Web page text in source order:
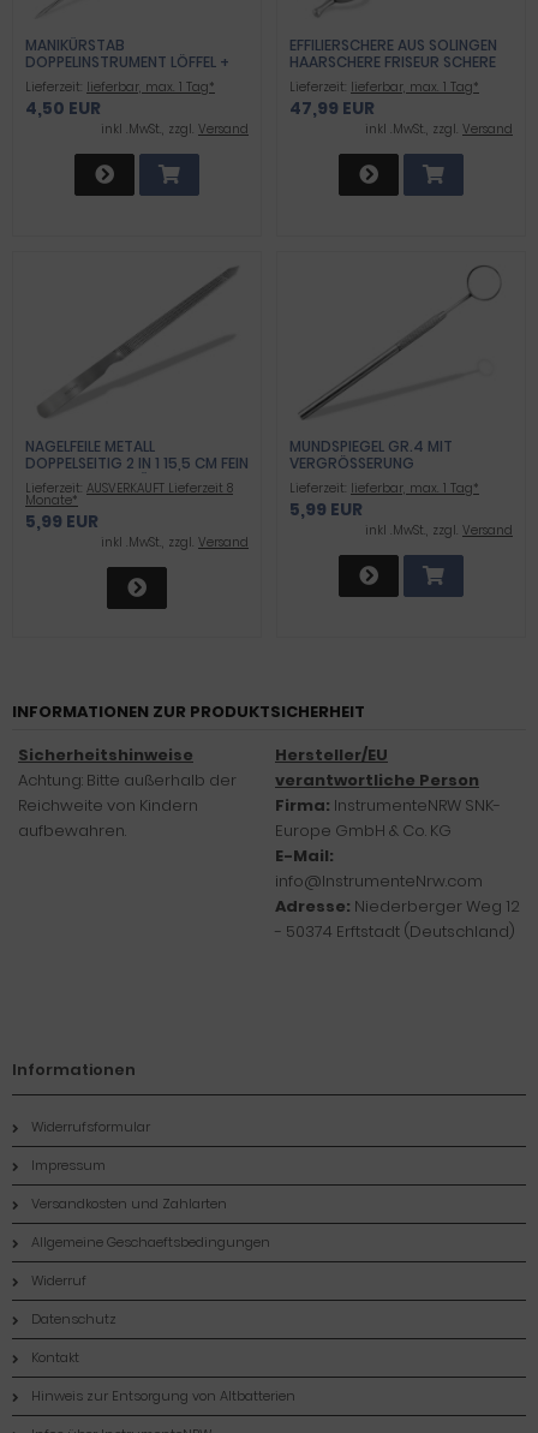
MANIKÜRSTAB
DOPPELINSTRUMENT LÖFFEL +
FLACHER SPATEL
Lieferzeit: lieferbar, max. 1 Tag*
4,50 EUR
inkl .MwSt., zzgl. Versand
EFFILIERSCHERE AUS SOLINGEN
HAARSCHERE FRISEUR SCHERE
MADE IN GERMANY MIT
ZWEISEITIGER ZAHNUNG
Lieferzeit: lieferbar, max. 1 Tag*
47,99 EUR
inkl .MwSt., zzgl. Versand
NAGELFEILE METALL
DOPPELSEITIG 2 IN 1 15,5 CM FEIN
GROB 2 SEITIG FÜR FINGER UND
FUSSNÄGEL MANIKÜRE UND P
EDIKÜRE FÜR DAMEN UND H
ERREN
Lieferzeit: AUSVERKAUFT Lieferzeit 8
Monate*
5,99 EUR
inkl .MwSt., zzgl. Versand
MUNDSPIEGEL GR.4 MIT
VERGRÖSSERUNG
Lieferzeit: lieferbar, max. 1 Tag*
5,99 EUR
inkl .MwSt., zzgl. Versand
INFORMATIONEN ZUR PRODUKTSICHERHEIT
Sicherheitshinweise
Achtung: Bitte außerhalb der
Reichweite von Kindern
aufbewahren.
Hersteller/EU
verantwortliche Person
Firma: InstrumenteNRW SNK-
Europe GmbH & Co. KG
E-Mail:
info@InstrumenteNrw.com
Adresse: Niederberger Weg 12
- 50374 Erftstadt (Deutschland)
Informationen
Widerrufsformular
Impressum
Versandkosten und Zahlarten
Allgemeine Geschaeftsbedingungen
Widerruf
Datenschutz
Kontakt
Hinweis zur Entsorgung von Altbatterien